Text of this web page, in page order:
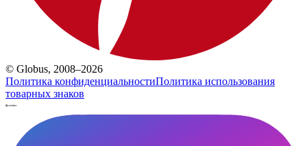
© Globus, 2008–2026
Политика конфиденциальностиПолитика использования
товарных знаков